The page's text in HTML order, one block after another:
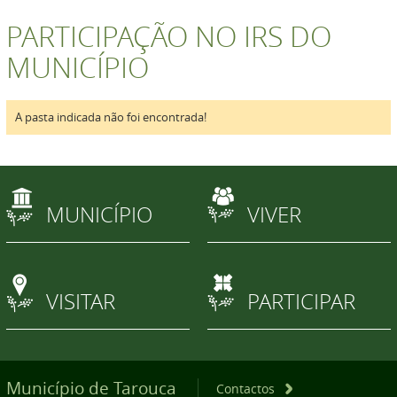
PARTICIPAÇÃO NO IRS DO
MUNICÍPIO
A pasta indicada não foi encontrada!
MUNICÍPIO VIVER
VISITAR PARTICIPAR
Município de Tarouca Contactos